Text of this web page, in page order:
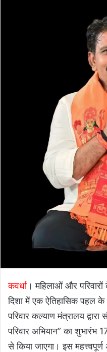
कवर्धा। महिलाओं और
दिशा में एक ऐतिहासिक पहल
परिवार कल्याण मंत्रालय
परिवार अभियान” का शुभारंभ
से किया जाएगा। इस